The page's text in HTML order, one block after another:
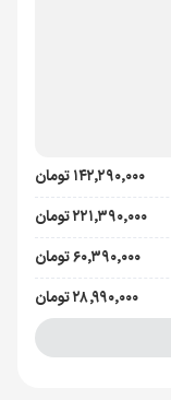
۱۴۲٬۲۹۰٬۰۰۰ تومان
۲۲۱٬۳۹۰٬۰۰۰ تومان
۶۰٬۳۹۰٬۰۰۰ تومان
۲۸٬۹۹۰٬۰۰۰ تومان